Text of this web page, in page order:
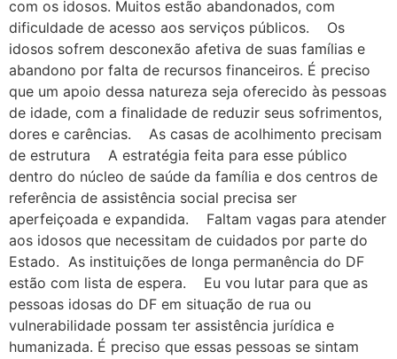
com os idosos. Muitos estão abandonados, com
dificuldade de acesso aos serviços públicos. Os
idosos sofrem desconexão afetiva de suas famílias e
abandono por falta de recursos financeiros. É preciso
que um apoio dessa natureza seja oferecido às pessoas
de idade, com a finalidade de reduzir seus sofrimentos,
dores e carências. As casas de acolhimento precisam
de estrutura A estratégia feita para esse público
dentro do núcleo de saúde da família e dos centros de
referência de assistência social precisa ser
aperfeiçoada e expandida. Faltam vagas para atender
aos idosos que necessitam de cuidados por parte do
Estado. As instituições de longa permanência do DF
estão com lista de espera. Eu vou lutar para que as
pessoas idosas do DF em situação de rua ou
vulnerabilidade possam ter assistência jurídica e
humanizada. É preciso que essas pessoas se sintam